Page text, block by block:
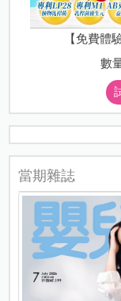
【免費體
數
當期雜誌